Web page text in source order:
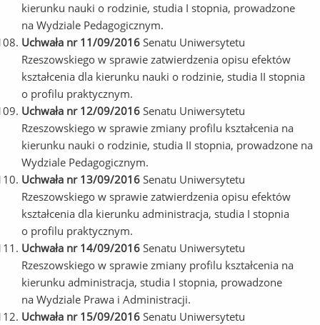
kierunku nauki o rodzinie, studia I stopnia, prowadzone
na Wydziale Pedagogicznym.
Uchwała nr 11/09/2016 Senatu Uniwersytetu
Rzeszowskiego w sprawie zatwierdzenia opisu efektów
kształcenia dla kierunku nauki o rodzinie, studia II stopnia
o profilu praktycznym.
Uchwała nr 12/09/2016 Senatu Uniwersytetu
Rzeszowskiego w sprawie zmiany profilu kształcenia na
kierunku nauki o rodzinie, studia II stopnia, prowadzone na
Wydziale Pedagogicznym.
Uchwała nr 13/09/2016 Senatu Uniwersytetu
Rzeszowskiego w sprawie zatwierdzenia opisu efektów
kształcenia dla kierunku administracja, studia I stopnia
o profilu praktycznym.
Uchwała nr 14/09/2016 Senatu Uniwersytetu
Rzeszowskiego w sprawie zmiany profilu kształcenia na
kierunku administracja, studia I stopnia, prowadzone
na Wydziale Prawa i Administracji.
Uchwała nr 15/09/2016 Senatu Uniwersytetu